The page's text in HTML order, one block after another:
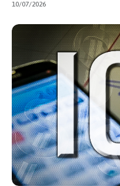
10/07/2026